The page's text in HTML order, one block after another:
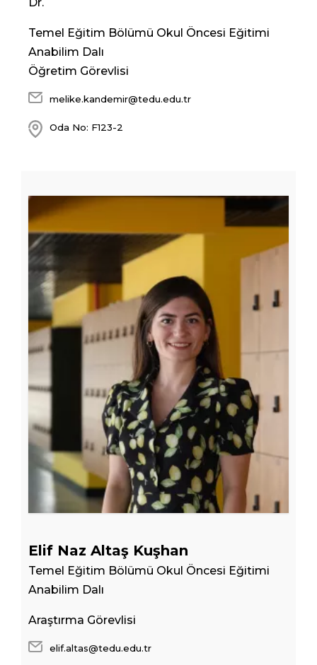
Temel Eğitim Bölümü Okul Öncesi Eğitimi
Anabilim Dalı
Öğretim Görevlisi
melike.kandemir@tedu.edu.tr
Oda No: F123-2
Elif Naz Altaş Kuşhan
Temel Eğitim Bölümü Okul Öncesi Eğitimi
Anabilim Dalı
Araştırma Görevlisi
elif.altas@tedu.edu.tr